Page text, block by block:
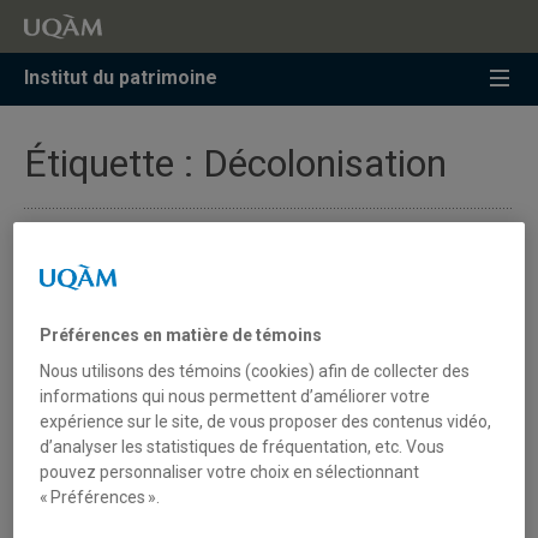
Accéder
recherche
Accéder
menu
pricipal
Accéder
zone
Institut du patrimoine
Étiquette : Décolonisation
de la muséologie : musées,
métissages et mythes d'origine
ICOFOM, Montréal, Canada, en ligne, 15 au 18 mars
2021
Montréal est heureuse d’accueillir le 44e symposium
Préférences en matière de témoins
Nous utilisons des témoins (cookies) afin de collecter des
informations qui nous permettent d’améliorer votre
expérience sur le site, de vous proposer des contenus vidéo,
d’analyser les statistiques de fréquentation, etc. Vous
pouvez personnaliser votre choix en sélectionnant
« Préférences ».